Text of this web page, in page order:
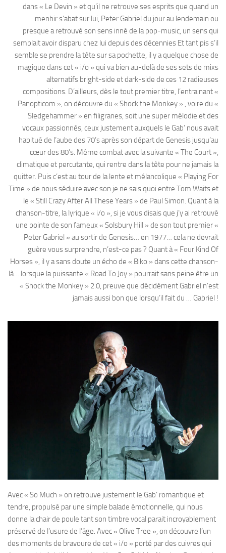
dans « Le Devin » et qu’il ne retrouve ses esprits que quand un
menhir s’abat sur lui, Peter Gabriel du jour au lendemain ou
presque a retrouvé son sens inné de la pop-music, un sens qui
semblait avoir disparu chez lui depuis des décennies Et tant pis s’il
semble se prendre la tête sur sa pochette, il y a quelque chose de
magique dans cet « i/o » qui va bien au-delà de ses sets de mixs
alternatifs bright-side et dark-side de ces 12 radieuses
compositions. D’ailleurs, dès le tout premier titre, l’entrainant «
Panopticom », on découvre du « Shock the Monkey » , voire du «
Sledgehammer » en filigranes, soit une super mélodie et des
vocaux passionnés, ceux justement auxquels le Gab’ nous avait
habitué de l’aube des 70’s après son départ de Genesis jusqu’au
cœur des 80’s. Même combat avec la suivante « The Court »,
climatique et percutante, qui rentre dans la tête pour ne jamais la
quitter. Puis c’est au tour de la lente et mélancolique « Playing For
Time » de nous séduire avec son je ne sais quoi entre Tom Waits et
le « Still Crazy After All These Years » de Paul Simon. Quant à la
chanson-titre, la lyrique « i/o », si je vous disais que j’y ai retrouvé
une pointe de son fameux « Solsbury Hill » de son tout premier «
Peter Gabriel » au sortir de Genesis… en 1977… cela ne devrait
guère vous surprendre, n’est-ce pas ? Quant à « Four Kind Of
Horses », il y a sans doute un écho de « Biko » dans cette chanson-
là… lorsque la puissante « Road To Joy » pourrait sans peine être un
« Shock the Monkey » 2.0, preuve que décidément Gabriel n’est
jamais aussi bon que lorsqu’il fait du … Gabriel !
Avec « So Much » on retrouve justement le Gab’ romantique et
tendre, propulsé par une simple balade émotionnelle, qui nous
donne la chair de poule tant son timbre vocal parait incroyablement
préservé de l’usure de l’âge. Avec « Olive Tree », on découvre l’un
des moments de bravoure de cet « i/o » porté par des cuivres qui